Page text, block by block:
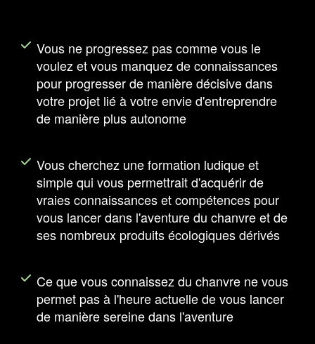
Vous ne progressez pas comme vous le
voulez et vous manquez de connaissances
pour progresser de manière décisive dans
votre projet lié à votre envie d'entreprendre
de manière plus autonome
Vous cherchez une formation ludique et
simple qui vous permettrait d'acquérir de
vraies connaissances et compétences pour
vous lancer dans l'aventure du chanvre et de
ses nombreux produits écologiques dérivés
Ce que vous connaissez du chanvre ne vous
permet pas à l'heure actuelle de vous lancer
de manière sereine dans l'aventure